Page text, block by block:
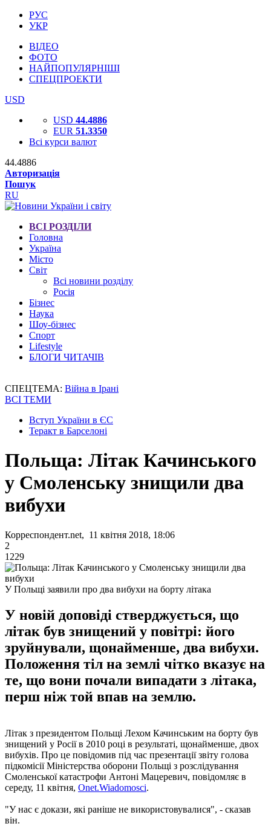
РУС
УКР
ВІДЕО
ФОТО
НАЙПОПУЛЯРНІШІ
СПЕЦПРОЕКТИ
USD
USD 44.4886
EUR 51.3350
Всі курси валют
44.4886
Авторизація
Пошук
RU
ВСІ РОЗДІЛИ
Головна
Україна
Місто
Світ
Всі новини розділу
Росія
Бізнес
Наука
Шоу-бізнес
Спорт
Lifestyle
БЛОГИ ЧИТАЧІВ
СПЕЦТЕМА: Війна в Ірані
ВСІ ТЕМИ
Вступ України в ЄС
Теракт в Барселоні
Польща: Літак Качинського
у Смоленську знищили два
вибухи
Корреспондент.net, 11 квітня 2018, 18:06
2
1229
У Польщі заявили про два вибухи на борту літака
У новій доповіді стверджується, що
літак був знищений у повітрі: його
зруйнували, щонайменше, два вибухи.
Положення тіл на землі чітко вказує на
те, що вони почали випадати з літака,
перш ніж той впав на землю.
Літак з президентом Польщі Лехом Качинським на борту був
знищений у Росії в 2010 році в результаті, щонайменше, двох
вибухів. Про це повідомив під час презентації звіту голова
підкомісії Міністерства оборони Польщі з розслідування
Смоленської катастрофи Антоні Мацеревич, повідомляє в
середу, 11 квітня, Onet.Wiadomosci.
"У нас є докази, які раніше не використовувалися", - сказав
він.